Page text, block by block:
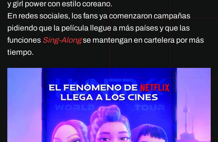
y girl power con estilo coreano.
En redes sociales, los fans ya comenzaron campañas
pidiendo que la película llegue a más países y que las
funciones Sing-Alongse mantengan en cartelera por más
tiempo.